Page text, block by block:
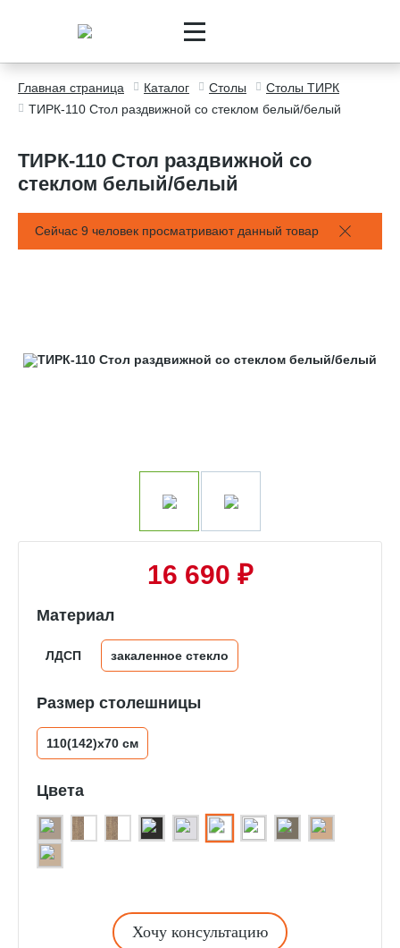
Главная страница Каталог Столы
Столы ТИРК
ТИРК-110 Стол раздвижной со стеклом белый/белый
ТИРК-110 Стол раздвижной со
стеклом белый/белый
Сейчас 9 человек просматривают данный товар
16 690 ₽
Материал
ЛДСП закаленное стекло
Размер столешницы
110(142)х70 см
Цвета
Хочу консультацию